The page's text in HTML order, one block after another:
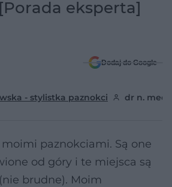
eksperta]
Dodaj do Google
- stylistka paznokci dr n. med.
paznokciami. Są one
od góry i te miejsca są
brudne). Moim